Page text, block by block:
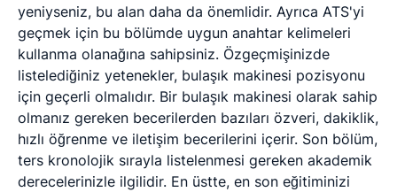
yeniyseniz, bu alan daha da önemlidir. Ayrıca ATS'yi
geçmek için bu bölümde uygun anahtar kelimeleri
kullanma olanağına sahipsiniz. Özgeçmişinizde
listelediğiniz yetenekler, bulaşık makinesi pozisyonu
için geçerli olmalıdır. Bir bulaşık makinesi olarak sahip
olmanız gereken becerilerden bazıları özveri, dakiklik,
hızlı öğrenme ve iletişim becerilerini içerir. Son bölüm,
ters kronolojik sırayla listelenmesi gereken akademik
derecelerinizle ilgilidir. En üstte, en son eğitiminizi